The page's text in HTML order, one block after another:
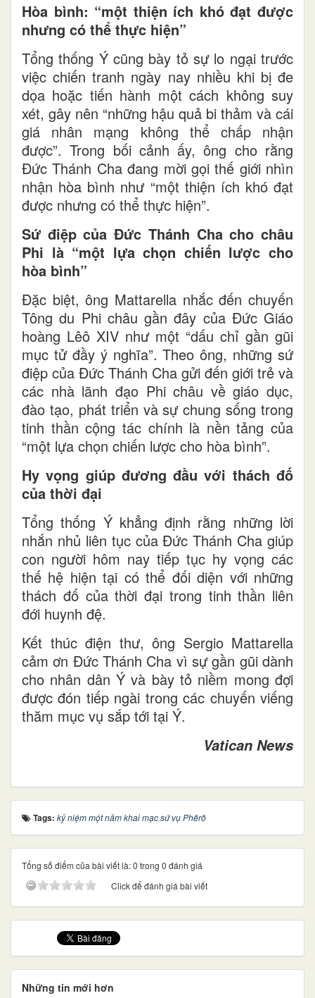
Hòa bình: “một thiện ích khó đạt được
nhưng có thể thực hiện”
Tổng thống Ý cũng bày tỏ sự lo ngại trước
việc chiến tranh ngày nay nhiều khi bị đe
dọa hoặc tiến hành một cách không suy
xét, gây nên “những hậu quả bi thảm và cái
giá nhân mạng không thể chấp nhận
được”. Trong bối cảnh ấy, ông cho rằng
Đức Thánh Cha đang mời gọi thế giới nhìn
nhận hòa bình như “một thiện ích khó đạt
được nhưng có thể thực hiện”.
Sứ điệp của Đức Thánh Cha cho châu
Phi là “một lựa chọn chiến lược cho
hòa bình”
Đặc biệt, ông Mattarella nhắc đến chuyến
Tông du Phi châu gần đây của Đức Giáo
hoàng Lêô XIV như một “dấu chỉ gần gũi
mục tử đầy ý nghĩa”. Theo ông, những sứ
điệp của Đức Thánh Cha gửi đến giới trẻ và
các nhà lãnh đạo Phi châu về giáo dục,
đào tạo, phát triển và sự chung sống trong
tinh thần cộng tác chính là nền tảng của
“một lựa chọn chiến lược cho hòa bình”.
Hy vọng giúp đương đầu với thách đố
của thời đại
Tổng thống Ý khẳng định rằng những lời
nhắn nhủ liên tục của Đức Thánh Cha giúp
con người hôm nay tiếp tục hy vọng các
thế hệ hiện tại có thể đối diện với những
thách đố của thời đại trong tinh thần liên
đới huynh đệ.
Kết thúc điện thư, ông Sergio Mattarella
cảm ơn Đức Thánh Cha vì sự gần gũi dành
cho nhân dân Ý và bày tỏ niềm mong đợi
được đón tiếp ngài trong các chuyến viếng
thăm mục vụ sắp tới tại Ý.
Vatican News
Tags: kỷ niệm một năm khai mạc sứ vụ Phêrô
Tổng số điểm của bài viết là: 0 trong 0 đánh giá
Click để đánh giá bài viết
Những tin mới hơn